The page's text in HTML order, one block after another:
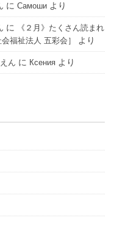
に Самоши より
に
《２月》たくさん読まれ
福祉法人 五彩会］
より
ん に Ксения より